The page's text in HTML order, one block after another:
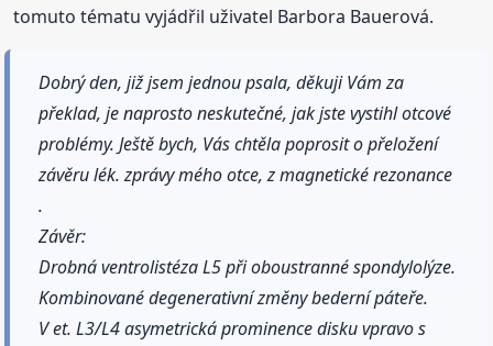
tomuto tématu vyjádřil uživatel Barbora Bauerová.
Dobrý den, již jsem jednou psala, děkuji Vám za
překlad, je naprosto neskutečné, jak jste vystihl otcové
problémy. Ještě bych, Vás chtěla poprosit o přeložení
závěru lék. zprávy mého otce, z magnetické rezonance
.
Závěr:
Drobná ventrolistéza L5 při oboustranné spondylolýze.
Kombinované degenerativní změny bederní páteře.
V et. L3/L4 asymetrická prominence disku vpravo s